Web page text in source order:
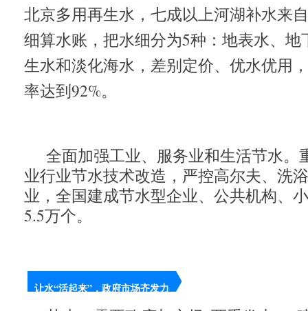
北京多用再生水，七成以上河湖补水来
细算水账，把水细分为5种：地表水、
生水和淡化海水，差别定价、优水优用
率达到92%。
全面加强工业、服务业和生活节水。
业行业节水技术改造，严控高尔夫、洗
业，全国建成节水型企业、公共机构、
5.5万个。
让水“活起来”，政府市场齐发力